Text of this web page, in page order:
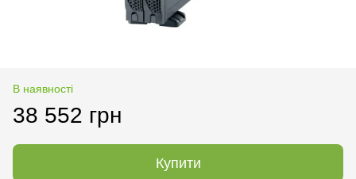
В наявності
38 552 грн
Купити